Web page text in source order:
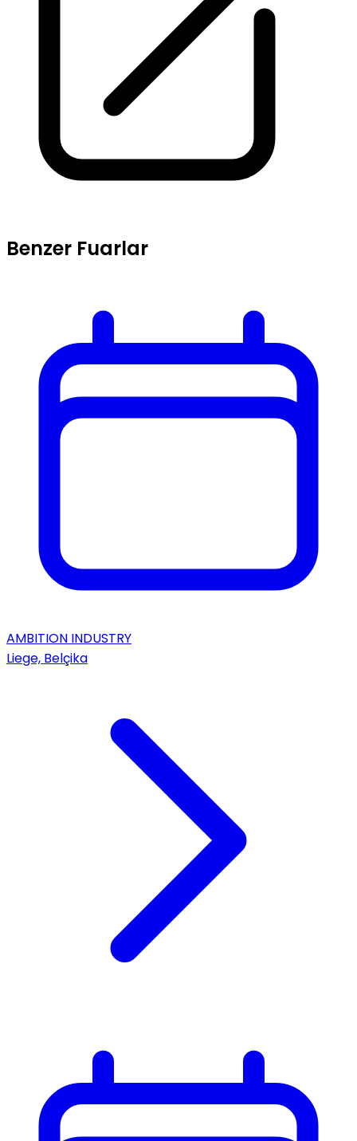
Benzer Fuarlar
AMBITION INDUSTRY
Liege, Belçika